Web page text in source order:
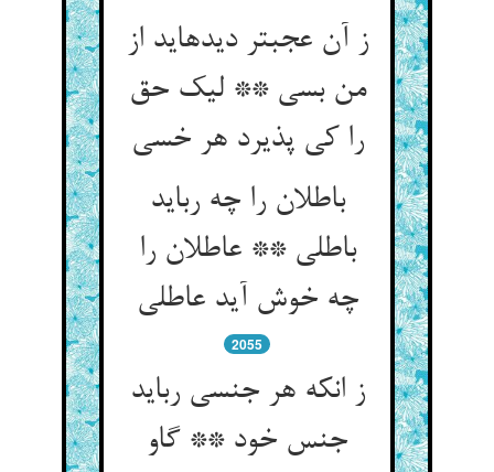
ز آن عجبتر دیده‏اید از
من بسی ** لیک حق
را کی پذیرد هر خسی‏
باطلان را چه رباید
باطلی ** عاطلان را
چه خوش آید عاطلی‏
2055
ز انکه هر جنسی رباید
جنس خود ** گاو